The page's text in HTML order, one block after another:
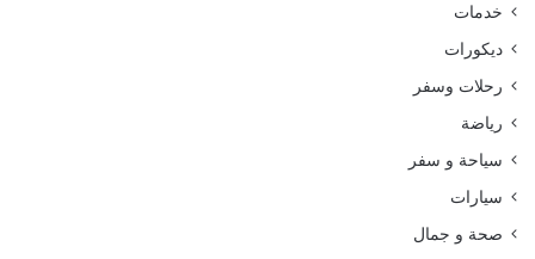
خدمات
ديكورات
رحلات وسفر
رياضة
سياحة و سفر
سيارات
صحة و جمال